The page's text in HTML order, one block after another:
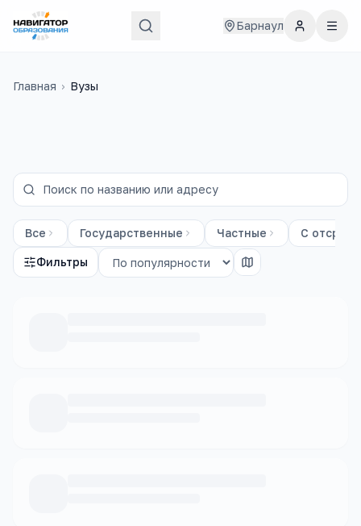
Барнаул
Главная › Вузы
Все Государственные Частные С
Фильтры